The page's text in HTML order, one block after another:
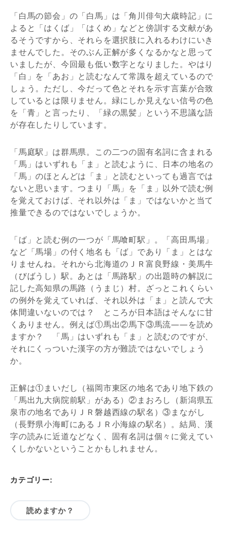
「白馬の節会」の「白馬」は「角川俳句大歳時記」に
よると「はくば」「はくめ」などと傍訓する文献があ
るそうですから、それらを選択肢に入れるわけにいき
ませんでした。そのぶん正解が多くなるかなと思って
いましたが、今回最も低い数字となりました。やはり
「白」を「あお」と読むなんて常識を超えているので
しょう。ただし、今だって色とそれを示す言葉が合致
しているとは限りません。緑にしか見えない信号の色
を「青」と言ったり、「緑の黒髪」という不思議な語
が存在したりしています。
「馬庭駅」は群馬県。この二つの固有名詞に含まれる
「馬」はいずれも「ま」と読むように、日本の地名の
「馬」のほとんどは「ま」と読むといっても過言では
ないと思います。つまり「馬」を「ま」以外で読む例
を覚えておけば、それ以外は「ま」ではないかと当て
推量できるのではないでしょうか。
「ば」と読む例の一つが「馬喰町駅」。「高田馬場」
など「馬場」の付く地名も「ば」であり「ま」とはな
りませんね。それから北海道のＪＲ富良野線・美馬牛
（びばうし）駅。あとは「馬路駅」の出題時の解説に
記した高知県の馬路（うまじ）村。ざっとこれくらい
の例外を覚えていれば、それ以外は「ま」と読んで大
体間違いないのでは？ ところが日本語はそんなに甘
くありません。例えば①馬出②馬下③馬流――を読め
ますか？ 「馬」はいずれも「ま」と読むのですが、
それにくっついた漢字の方が難読ではないでしょう
か。
正解は①まいだし（福岡市東区の地名であり地下鉄の
「馬出九大病院前駅」がある）②まおろし（新潟県五
泉市の地名でありＪＲ磐越西線の駅名）③まながし
（長野県小海町にあるＪＲ小海線の駅名）。結局、漢
字の読みに近道などなく、固有名詞は個々に覚えてい
くしかないということかもしれません。
カテゴリー:
読めますか？